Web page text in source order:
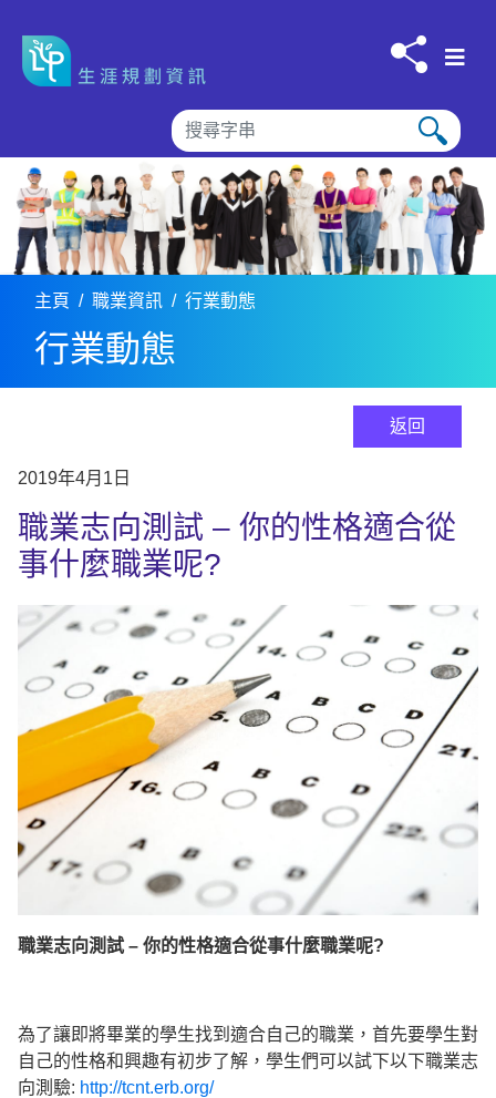
主頁 職業資訊 行業動態
行業動態
返回
2019年4月1日
職業志向測試 – 你的性格適合從
事什麼職業呢?
職業志向測試 – 你的性格適合從事什麼職業呢?
為了讓即將畢業的學生找到適合自己的職業，首先要學生對
自己的性格和興趣有初步了解，學生們可以試下以下職業志
向測驗: http://tcnt.erb.org/